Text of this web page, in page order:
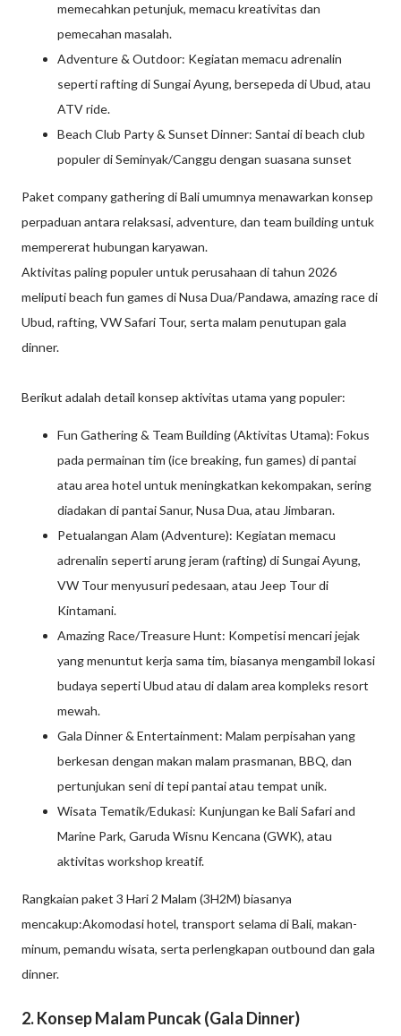
memecahkan petunjuk, memacu kreativitas dan
pemecahan masalah.
Adventure & Outdoor: Kegiatan memacu adrenalin
seperti rafting di Sungai Ayung, bersepeda di Ubud, atau
ATV ride.
Beach Club Party & Sunset Dinner: Santai di beach club
populer di Seminyak/Canggu dengan suasana sunset
Paket company gathering di Bali umumnya menawarkan konsep
perpaduan antara relaksasi, adventure, dan team building untuk
mempererat hubungan karyawan.
Aktivitas paling populer untuk perusahaan di tahun 2026
meliputi beach fun games di Nusa Dua/Pandawa, amazing race di
Ubud, rafting, VW Safari Tour, serta malam penutupan gala
dinner.
Berikut adalah detail konsep aktivitas utama yang populer:
Fun Gathering & Team Building (Aktivitas Utama): Fokus
pada permainan tim (ice breaking, fun games) di pantai
atau area hotel untuk meningkatkan kekompakan, sering
diadakan di pantai Sanur, Nusa Dua, atau Jimbaran.
Petualangan Alam (Adventure): Kegiatan memacu
adrenalin seperti arung jeram (rafting) di Sungai Ayung,
VW Tour menyusuri pedesaan, atau Jeep Tour di
Kintamani.
Amazing Race/Treasure Hunt: Kompetisi mencari jejak
yang menuntut kerja sama tim, biasanya mengambil lokasi
budaya seperti Ubud atau di dalam area kompleks resort
mewah.
Gala Dinner & Entertainment: Malam perpisahan yang
berkesan dengan makan malam prasmanan, BBQ, dan
pertunjukan seni di tepi pantai atau tempat unik.
Wisata Tematik/Edukasi: Kunjungan ke Bali Safari and
Marine Park, Garuda Wisnu Kencana (GWK), atau
aktivitas workshop kreatif.
Rangkaian paket 3 Hari 2 Malam (3H2M) biasanya
mencakup:Akomodasi hotel, transport selama di Bali, makan-
minum, pemandu wisata, serta perlengkapan outbound dan gala
dinner.
2. Konsep Malam Puncak (Gala Dinner)